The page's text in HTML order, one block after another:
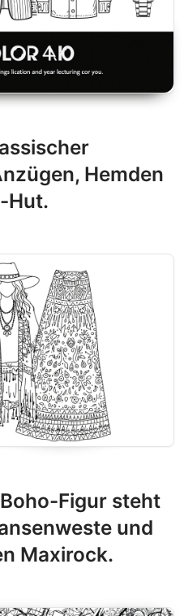
Hemden
Hut.
Figur steht
und
Maxirock.